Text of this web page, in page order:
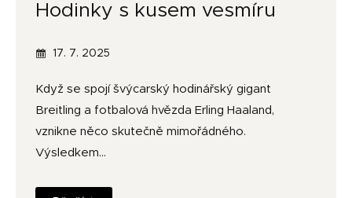
Hodinky s kusem vesmíru
17. 7. 2025
Když se spojí švýcarský hodinářský gigant
Breitling a fotbalová hvězda Erling Haaland,
vznikne něco skutečně mimořádného.
Výsledkem…